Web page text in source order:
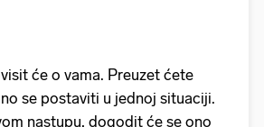
će o vama. Preuzet ćete
se postaviti u jednoj situaciji.
nastupu, dogodit će se ono